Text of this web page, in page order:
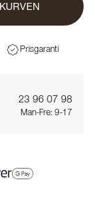
Prisgaranti
23 96 07 98
Man-Fre: 9-17